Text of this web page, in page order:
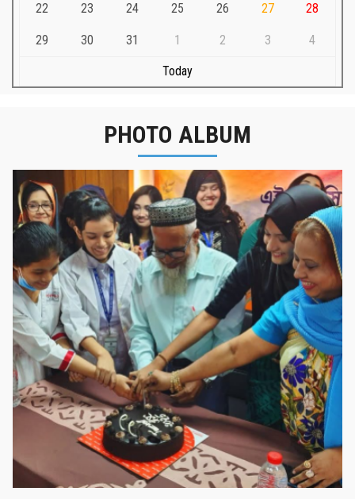
22 23 24 25 26 27 28
29 30 31 1 2 3 4
Today
PHOTO ALBUM
২০২৫ বিদায় সংবর্ধনা